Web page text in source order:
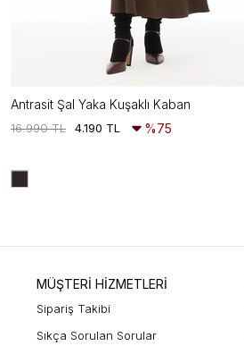
Antrasit Şal Yaka Kuşaklı Kaban
4.190 TL
16.990 TL %75
MÜŞTERİ HİZMETLERİ
Sipariş Takibi
Sıkça Sorulan Sorular